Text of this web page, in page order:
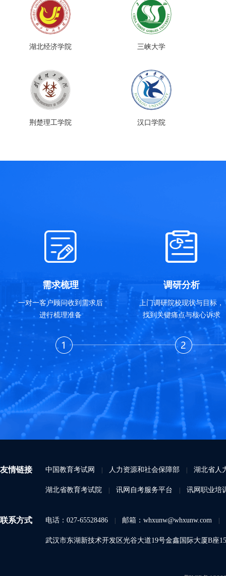
湖北经济学院 三峡大学
荆楚理工学院 汉口学院
需求梳理
一对一客户顾问收到需求后
进行梳理准备
调研分析
上门调研院校现状与目标，
找到关键痛点与核心诉求
友情链接 中国教育考试网 | 人力资源和社会保障部 | 湖北省人
湖北省教育考试院 | 讯网自考服务平台 | 讯网职业培
联系方式 电话：027-65528486 | 邮箱：whxunw@whxunw.com |
武汉市东湖新技术开发区光谷大道19号金鑫国际大厦B座